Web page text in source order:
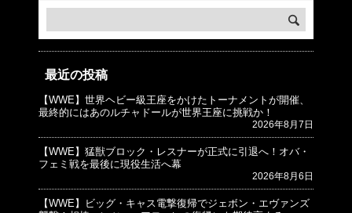
最近の投稿
【WWE】世界ヘビー級王座をかけたトーナメントが開催、
最終的にはあのルチャドールが世界王座に挑戦か！
2026年8月7日
【WWE】猛獣ブロック・レスナーが正式に引退へ！オバ・
フェミ戦を最後に現役生活へ幕
2026年8月6日
【WWE】ビッグ・キャス電撃復帰でジェボン・エヴァンズ
© プロレスJunkie ～WWEの最新情報 USA～